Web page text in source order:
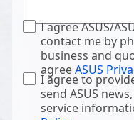
I agree ASUS/
contact me by
business and
agreeASUS
I agree to
send ASUS
service